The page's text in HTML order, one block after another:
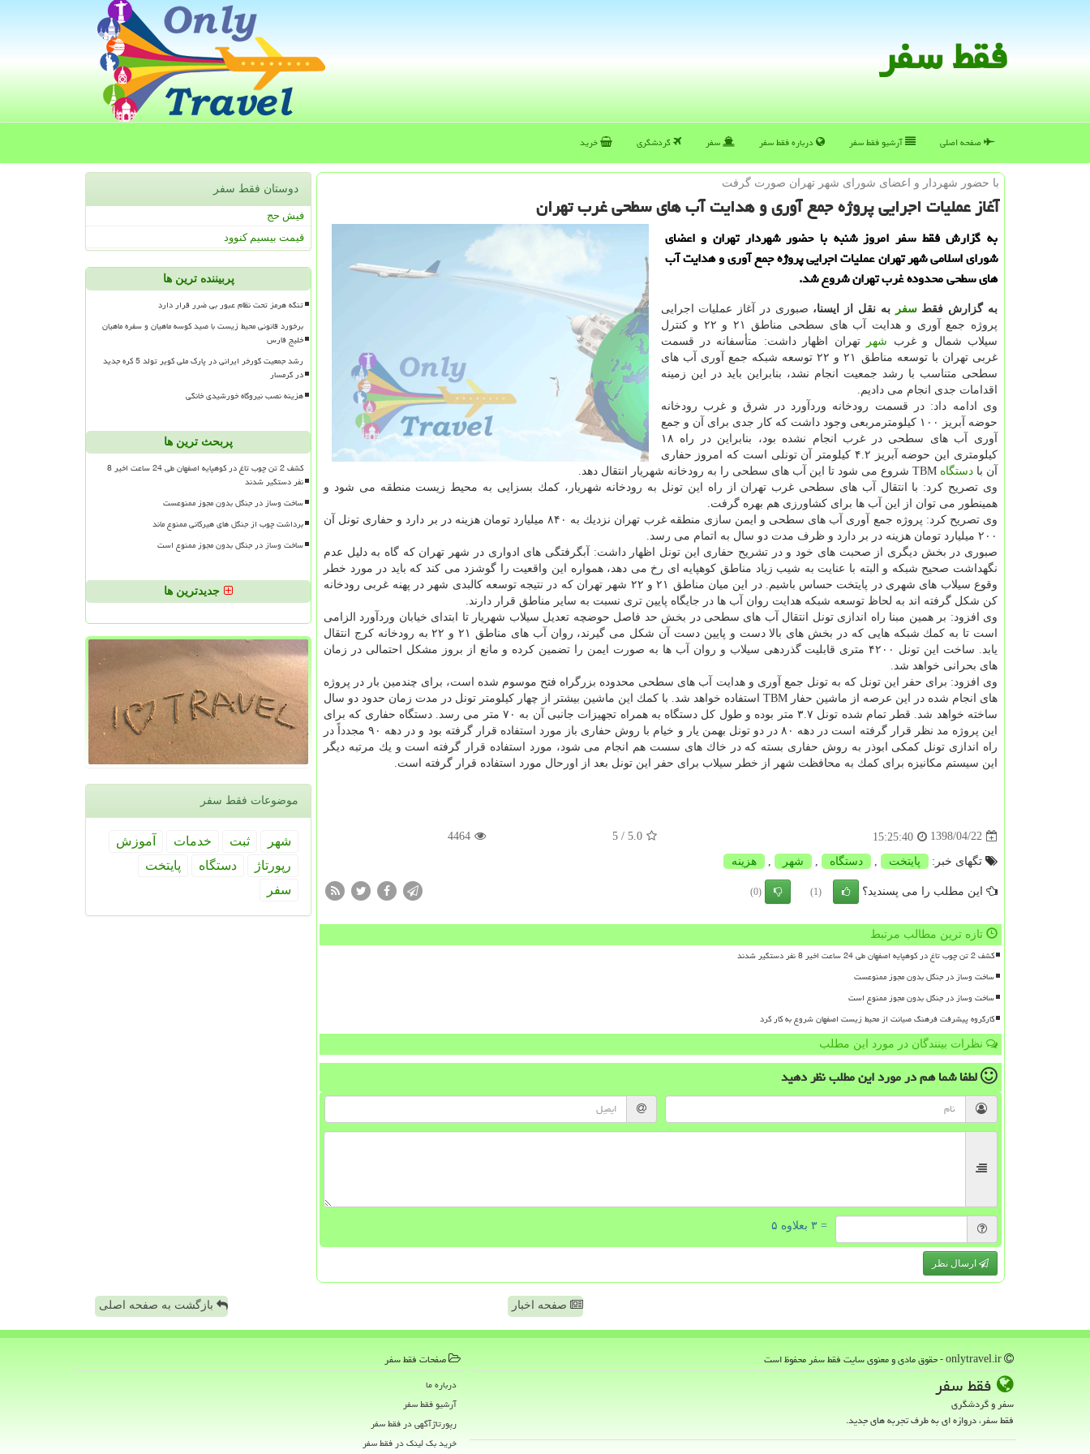
فقط سفر
صفحه اصلی آرشیو فقط سفر درباره فقط سفر سفر گردشگری خرید
با حضور شهردار و اعضای شورای شهر تهران صورت گرفت
آغاز عملیات اجرایی پروژه جمع آوری و هدایت آب های سطحی غرب تهران
به گزارش فقط سفر امروز شنبه با حضور شهردار تهران و اعضای
شورای اسلامی شهر تهران عملیات اجرایی پروژه جمع آوری و هدایت آب
های سطحی محدوده غرب تهران شروع شد.
به گزارش فقطسفر به نقل از ایسنا، صبوری در آغاز عملیات اجرایی
پروژه جمع آوری و هدایت آب های سطحی مناطق ۲۱ و ۲۲ و كنترل
سیلاب شمال و غرب شهر
تهران اظهار داشت: متأسفانه در قسمت
غربی تهران با توسعه مناطق ۲۱ و ۲۲ توسعه شبكه جمع آوری آب های
سطحی متناسب با رشد جمعیت انجام نشد، بنابراین باید در این زمینه
اقدامات جدی انجام می دادیم.
وی ادامه داد: در قسمت رودخانه وردآورد در شرق و غرب رودخانه
حوضه آبریز ۱۰۰ كیلومترمربعی وجود داشت كه كار جدی برای آن و جمع
آوری آب های سطحی در غرب انجام نشده بود، بنابراین در راه ۱۸
كیلومتری این حوضه آبریز ۴.۲ كیلومتر آن تونلی است كه امروز حفاری
آن با دستگاه
وی تصریح كرد: با انتقال آب های سطحی غرب تهران از راه این تونل به رودخانه شهریار، كمك بسزایی به محیط زیست منطقه می شود و
همینطور می توان از این آب ها برای كشاورزی هم بهره گرفت.
وی تصریح كرد: پروژه جمع آوری آب های سطحی و ایمن سازی منطقه غرب تهران نزدیك به ۸۴۰ میلیارد تومان هزینه در بر دارد و حفاری تونل آن
۲۰۰ میلیارد تومان هزینه در بر دارد و ظرف مدت دو سال به اتمام می رسد.
صبوری در بخش دیگری از صحبت های خود و در تشریح حفاری این تونل اظهار داشت: آبگرفتگی های ادواری در شهر تهران كه گاه به دلیل عدم
نگهداشت صحیح شبكه و البته با عنایت به شیب زیاد مناطق كوهپایه ای رخ می دهد، همواره این واقعیت را گوشزد می كند كه باید در مورد خطر
وقوع سیلاب های شهری در پایتخت حساس باشیم. در این میان مناطق ۲۱ و ۲۲ شهر تهران كه در نتیجه توسعه كالبدی شهر در پهنه غربی رودخانه
كن شكل گرفته اند به لحاظ توسعه شبكه هدایت روان آب ها در جایگاه پایین تری نسبت به سایر مناطق قرار دارند.
وی افزود: بر همین مبنا راه اندازی تونل انتقال آب های سطحی در بخش حد فاصل حوضچه تعدیل سیلاب شهریار تا ابتدای خیابان وردآورد الزامی
است تا به كمك شبكه هایی كه در بخش های بالا دست و پایین دست آن شكل می گیرند، روان آب های مناطق ۲۱ و ۲۲ به رودخانه كرج انتقال
یابد. ساخت این تونل ۴۲۰۰ متری قابلیت گذردهی سیلاب و روان آب ها به صورت ایمن را تضمین كرده و مانع از بروز مشكل احتمالی در زمان
های بحرانی خواهد شد.
وی افزود: برای حفر این تونل كه به تونل جمع آوری و هدایت آب های سطحی محدوده بزرگراه فتح موسوم شده است، برای چندمین بار در پروژه
های انجام شده در این عرصه از ماشین حفار TBM استفاده خواهد شد. با كمك این ماشین بیشتر از چهار كیلومتر تونل در مدت زمان حدود دو سال
ساخته خواهد شد. قطر تمام شده تونل ۳.۷ متر بوده و طول كل دستگاه به همراه تجهیزات جانبی آن به ۷۰ متر می رسد. دستگاه حفاری كه برای
این پروژه مد نظر قرار گرفته است در دهه ۸۰ در دو تونل بهمن یار و خیام با روش حفاری باز مورد استفاده قرار گرفته بود و در دهه ۹۰ مجدداً در
راه اندازی تونل كمكی ابوذر به روش حفاری بسته كه در خاك های سست هم انجام می شود، مورد استفاده قرار گرفته است و یك مرتبه دیگر
این سیستم مكانیزه برای كمك به محافظت شهر از خطر سیلاب برای حفر این تونل بعد از اورحال مورد استفاده قرار گرفته است.
1398/04/22
15:25:40
5.0
/ 5
4464
تگهای خبر: پایتخت دستگاه شهر هزینه
این مطلب را می پسندید؟ (1)
(0)
تازه ترین مطالب مرتبط
کشف 2 تن چوب تاغ در کوهپایه اصفهان طی 24 ساعت اخیر 8 نفر دستگیر شدند
ساخت وساز در جنگل بدون مجوز ممنوعست
ساخت وساز در جنگل بدون مجوز ممنوع است
کارگروه پیشرفت فرهنگ صیانت از محیط زیست اصفهان شروع به کار کرد
نظرات بینندگان در مورد این مطلب
لطفا شما همدر مورد این مطلبنظر دهید
= ۳ بعلاوه ۵
ارسال نظر
دوستان فقط سفر
فیش حج
قیمت بیسیم کنوود
پربیننده ترین ها
تنگه هرمز تحت نظام عبور بی ضرر قرار دارد
برخورد قانونی محیط زیست با صید کوسه ماهیان و سفره ماهیان
خلیج فارس
رشد جمعیت گورخر ایرانی در پارک ملی کویر تولد 5 کره جدید
در گرمسار
هزینه نصب نیروگاه خورشیدی خانگی
پربحث ترین ها
کشف 2 تن چوب تاغ در کوهپایه اصفهان طی 24 ساعت اخیر 8
نفر دستگیر شدند
ساخت وساز در جنگل بدون مجوز ممنوعست
برداشت چوب از جنگل های هیرکانی ممنوع ماند
ساخت وساز در جنگل بدون مجوز ممنوع است
جدیدترین ها
موضوعات فقط سفر
شهر ثبت خدمات
آموزش
رپورتاژ
دستگاه
پایتخت
سفر
صفحه اخبار بازگشت به صفحه اصلی
فقط سفر
سفر و گردشگری
فقط سفر، دروازه ای به طرف تجربه های جدید.
صفحات فقط سفر
درباره ما
آرشیو فقط سفر
رپورتاژآگهی در فقط سفر
خرید بک لینک در فقط سفر